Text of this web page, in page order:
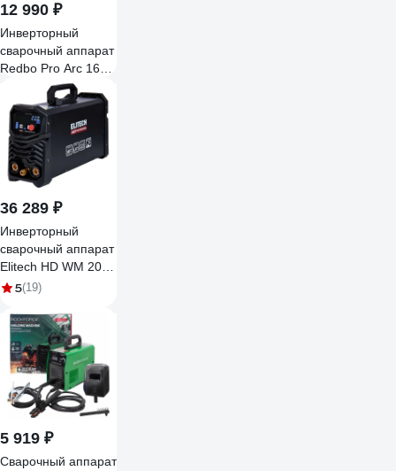
12 990 ₽
Инверторный
сварочный аппарат
Redbo Pro Arc 160S
36 289 ₽
Инверторный
сварочный аппарат
Elitech HD WM 200
DC Pulse 204475
5(19)
5 919 ₽
Сварочный аппарат